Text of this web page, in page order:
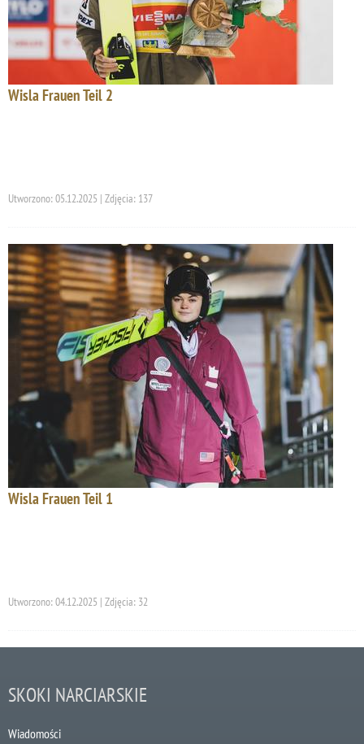
Wisla Frauen Teil 2
Utworzono: 05.12.2025 | Zdjęcia: 137
Wisla Frauen Teil 1
Utworzono: 04.12.2025 | Zdjęcia: 32
SKOKI NARCIARSKIE
Wiadomości